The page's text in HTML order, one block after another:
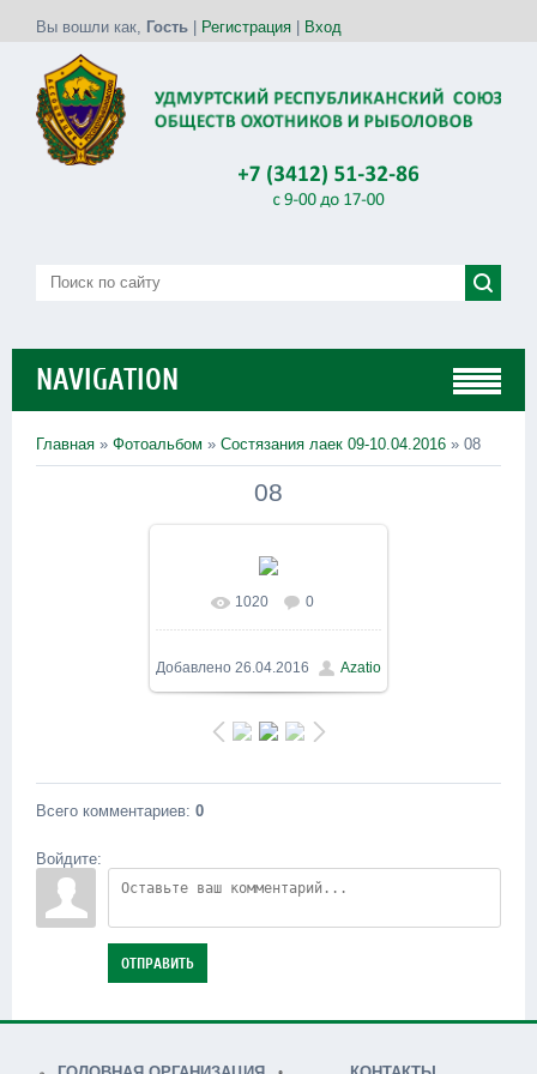
Вы вошли как, Гость Регистрация Вход
NAVIGATION
Главная » Фотоальбом » Состязания лаек 09-10.04.2016 » 08
08
В реальном размере
800x600/ 149.2Kb
1020 0
Добавлено 26.04.2016 Azatio
Всего комментариев: 0
Войдите:
ОТПРАВИТЬ